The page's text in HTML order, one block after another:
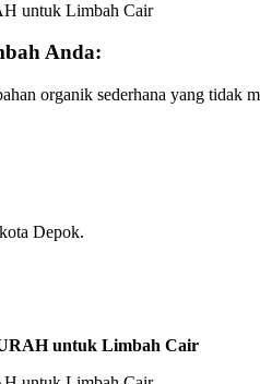
Anda:
organik sederhana yang tidak
Depok.
untuk Limbah Cair